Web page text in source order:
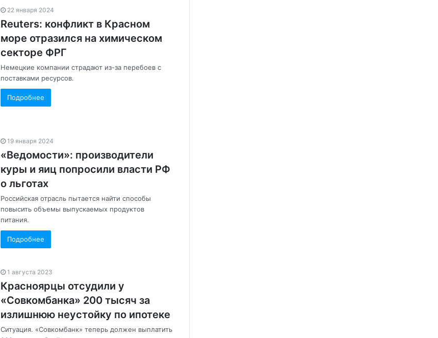
22 января 2024
Reuters: конфликт в Красном
море отразился на химическом
секторе ФРГ
Немецкие компании страдают из-за перебоев с
поставками ресурсов.
Подробнее
19 января 2024
«Ведомости»: производители
куры и яиц попросили власти РФ
о льготах
Российская отрасль пытается найти способы
повысить объемы выпускаемых продуктов
питания.
Подробнее
1 августа 2023
Красноярцы отсудили у
«Совкомбанка» 200 тысяч за
излишнюю неустойку по ипотеке
Ситуация. «Совкомбанк» теперь должен выплатить